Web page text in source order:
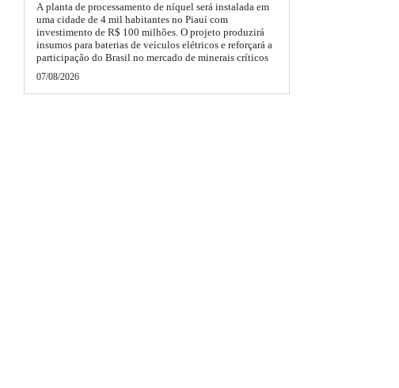
A planta de processamento de níquel será instalada em
uma cidade de 4 mil habitantes no Piauí com
investimento de R$ 100 milhões. O projeto produzirá
insumos para baterias de veículos elétricos e reforçará a
participação do Brasil no mercado de minerais críticos
07/08/2026